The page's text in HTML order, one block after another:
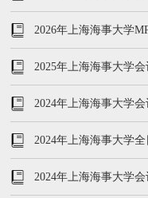
2026年上海海事大学
分数线
2025年上海海事大学
2024年上海海事大学
2024年上海海事大学
2024年上海海事大学